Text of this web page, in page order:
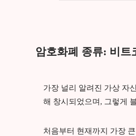
암호화폐 종류: 비트
가장 널리 알려진 가상 자
해 창시되었으며, 그렇게
처음부터 현재까지 가장